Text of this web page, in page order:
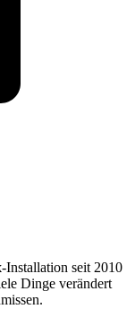
-Installation seit 2010
Dinge verändert